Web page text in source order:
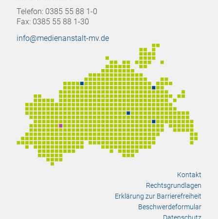
Telefon: 0385 55 88 1-0
Fax: 0385 55 88 1-30
info@medienanstalt-mv.de
Kontakt
Rechtsgrundlagen
Erklärung zur Barrierefreiheit
Beschwerdeformular
Datenschutz